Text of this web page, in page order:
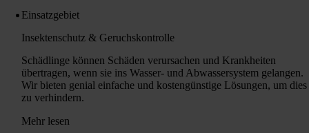
Einsatzgebiet
Insektenschutz & Geruchskontrolle
Schädlinge können Schäden verursachen und Krankheiten
übertragen, wenn sie ins Wasser- und Abwassersystem gelangen.
Wir bieten genial einfache und kostengünstige Lösungen, um dies
zu verhindern.
Mehr lesen